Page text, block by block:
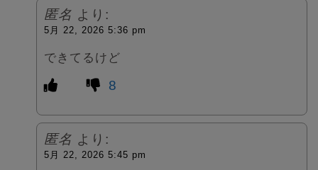
匿名 より:
5月 22, 2026 5:36 pm
できてるけど
8
匿名 より:
5月 22, 2026 5:45 pm